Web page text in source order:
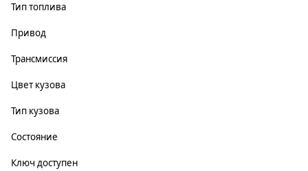
Тип топлива
Привод
Трансмиссия
Цвет кузова
Тип кузова
Состояние
Ключ доступен